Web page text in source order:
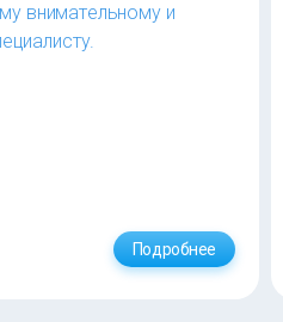
внимательному и
Подробнее